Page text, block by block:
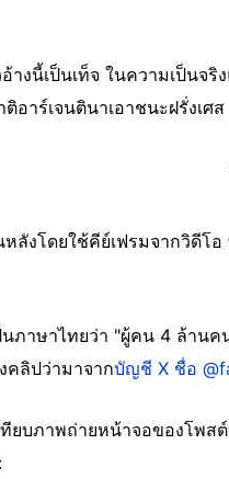
างนี้เป็นเท็จ ในความเป็น
าร์เจนตินาเอาชนะฝรั่งเศส
ลังโดยใช้คีย์เฟรมจากวิดีโ
นภาษาไทยว่า "ผู้คน 4 ล้าน
ลิปว่ามาจากบัญชี X ชื่อ
ทียบภาพถ่ายหน้าจอของโพส